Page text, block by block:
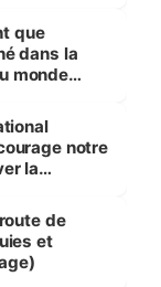
que
dans la
monde
notre
la
de
et